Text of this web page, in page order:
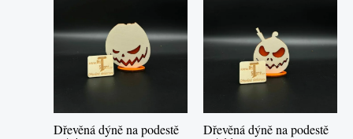
Dřevěná dýně na podestě Dřevěná dýně na podestě